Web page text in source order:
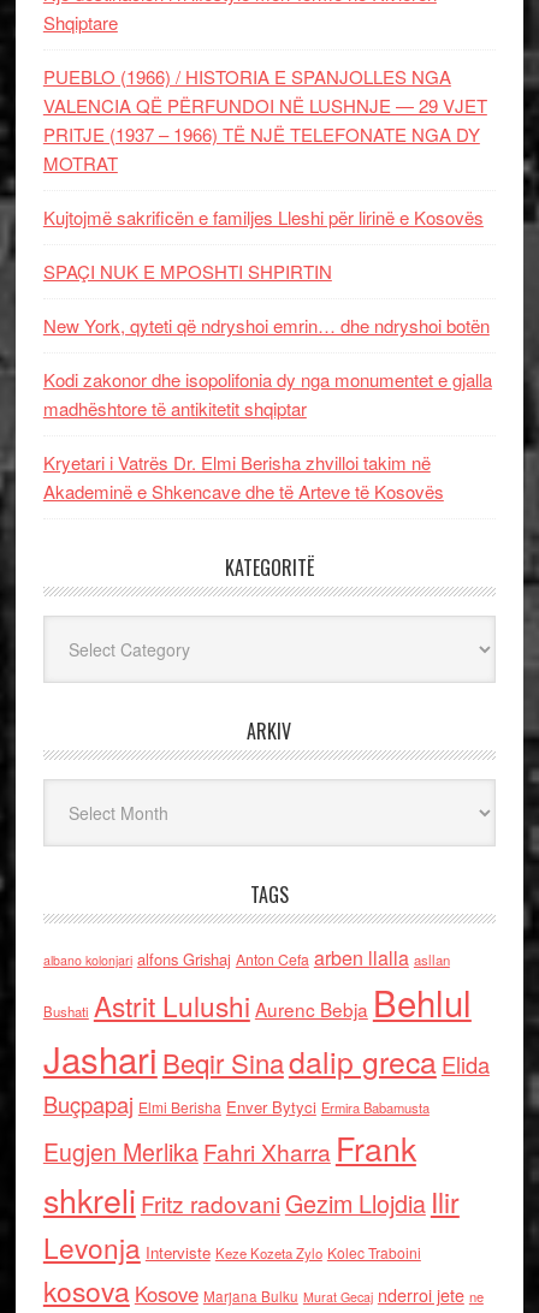
Shqiptare
PUEBLO (1966) / HISTORIA E SPANJOLLES NGA
VALENCIA QË PËRFUNDOI NË LUSHNJE — 29 VJET
PRITJE (1937 – 1966) TË NJË TELEFONATE NGA DY
MOTRAT
Kujtojmë sakrificën e familjes Lleshi për lirinë e Kosovës
SPAÇI NUK E MPOSHTI SHPIRTIN
New York, qyteti që ndryshoi emrin… dhe ndryshoi botën
Kodi zakonor dhe isopolifonia dy nga monumentet e gjalla
madhështore të antikitetit shqiptar
Kryetari i Vatrës Dr. Elmi Berisha zhvilloi takim në
Akademinë e Shkencave dhe të Arteve të Kosovës
KATEGORITË
ARKIV
TAGS
albano kolonjari alfons Grishaj Anton Cefa arben llalla asllan
Bushati Astrit Lulushi Aurenc Bebja Behlul
Jashari Beqir Sinadalip grecaElida
Buçpapaj Elmi Berisha Enver Bytyci Ermira Babamusta
Eugjen MerlikaFahri Xharra Frank
shkreli Fritz radovaniGezim Llojdia Ilir
Levonja Interviste Keze Kozeta Zylo Kolec Traboini
kosova Kosove Marjana Bulku Murat Gecaj nderroi jete ne